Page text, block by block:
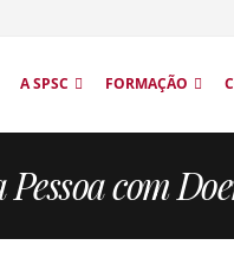
A SPSC FORMAÇÃO
com